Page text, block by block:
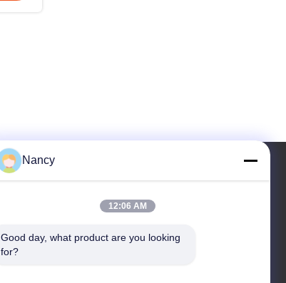
Η διεύθυνσή μας
Νο 3 εγκαταστάσεις, 1$ος δρόμος Buling,
Nancy
12:06 AM
Good day, what product are you looking
for?